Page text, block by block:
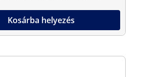
Kosárba helyezés